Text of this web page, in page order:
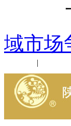
下
域市场
|